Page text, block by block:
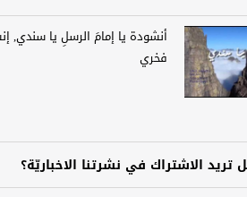
أنشودة يا إمامَ الرسلِ يا سندي,
فخري
تريد الاشتراك في نشرتنا الاخباريّة؟